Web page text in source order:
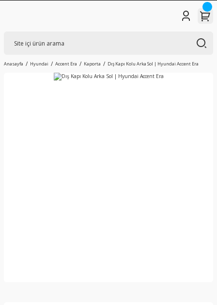
Anasayfa Hyundai Accent Era Kaporta Dış Kapı Kolu Arka Sol | Hyundai Accent Era